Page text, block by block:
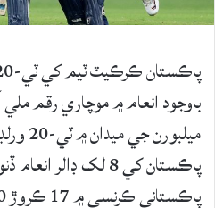
باوجود انعام ۾ موچاري رقم
پاڪستان کي 8 لک ڊالر